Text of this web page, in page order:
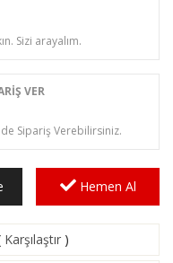
Sizi arayalım.
VER
Sipariş Verebilirsiniz.
Hemen Al
Karşılaştır )